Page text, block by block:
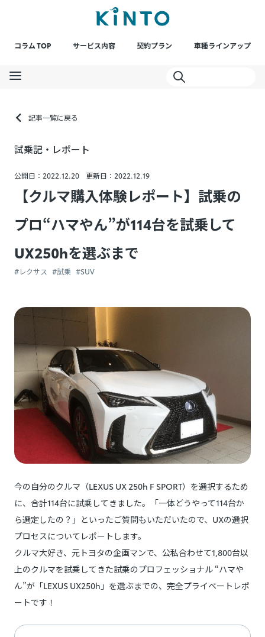
コラム TOP サービス内容 契約プラン 車種ラインアップ
記事一覧に戻る
試乗記・レポート
公開日：2022.12.20 更新日：2022.12.19
【クルマ購入体験レポート】試乗の
プロ“ハマやん”が114台を試乗して
UX250hを選ぶまで
#レクサス #試乗 #SUV
今の自分のクルマ（LEXUS UX 250h F SPORT）を選択するため
に、合計114台に試乗してきました。「一体どうやって114台か
ら選定したの？」といったご質問もいただいたので、UXの選択
プロセスについてレポートします。
クルマ大好き、元トヨタの企画マンで、公私合わせて1,800台以
上のクルマを試乗してきた試乗のプロフェッショナル “ハマや
ん”が「LEXUS UX250h」を選ぶまでの、完全プライベートレポ
ートです！